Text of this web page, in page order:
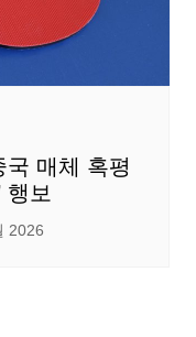
국 매체 혹평
행보
2026